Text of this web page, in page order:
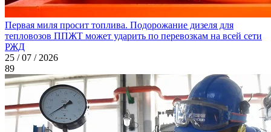
Первая миля просит топлива. Подорожание дизеля для
тепловозов ППЖТ может ударить по перевозкам на всей сети
РЖД
25 / 07 / 2026
89